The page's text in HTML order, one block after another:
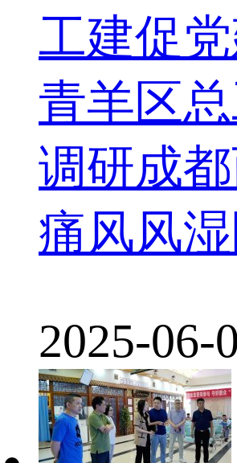
工建促党
青羊区
调研成
痛风风
2025-06-